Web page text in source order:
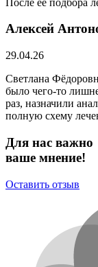
Алексей
29.04.26
Светлана
было чего-то
раз, назначили
полную схему
Для нас важно
ваше мнение!
Оставить отзыв